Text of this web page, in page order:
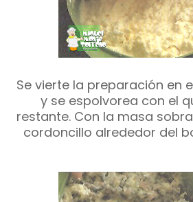
Se vierte la preparación en
y se espolvorea con el
restante. Con la masa
cordoncillo alrededor del